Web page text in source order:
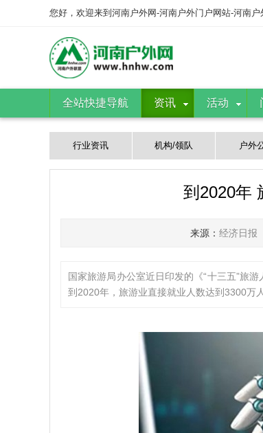
您好，欢迎来到河南户外网-河南户外门户网站-河南户
全站快捷导航 资讯 活动
行业资讯 机构/领队 户外
到2020年
来源： 经济日报
国家旅游局办公室近日印发的《“十三五”旅
到2020年，旅游业直接就业人数达到3300万人